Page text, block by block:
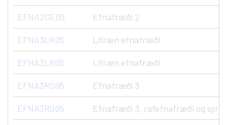
EFNA2GE05 Efnafræði 2
EFNA3LR05 Lífræn efnafræði
EFNA3LR05 Lífræn efnafræði
EFNA3RS05 Efnafræði 3
EFNA3RS05 Efnafræði 3, rafefnafræði og